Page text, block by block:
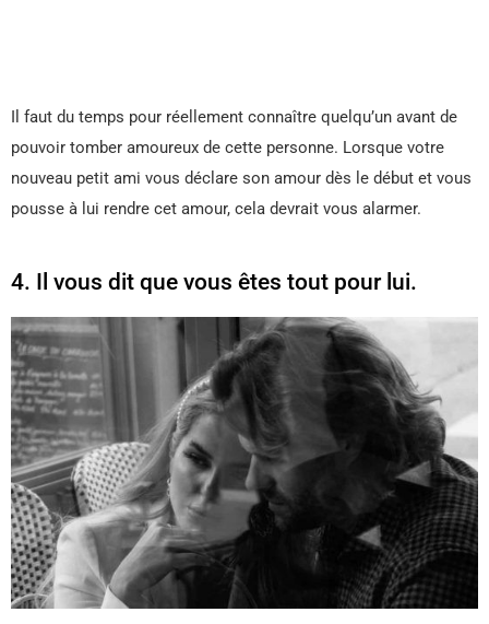
Il faut du temps pour réellement connaître quelqu’un avant de
pouvoir tomber amoureux de cette personne. Lorsque votre
nouveau petit ami vous déclare son amour dès le début et vous
pousse à lui rendre cet amour, cela devrait vous alarmer.
4. Il vous dit que vous êtes tout pour lui.